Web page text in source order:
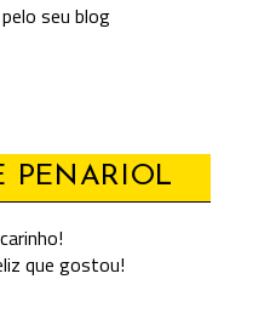
seu blog
PENARIOL
que gostou!